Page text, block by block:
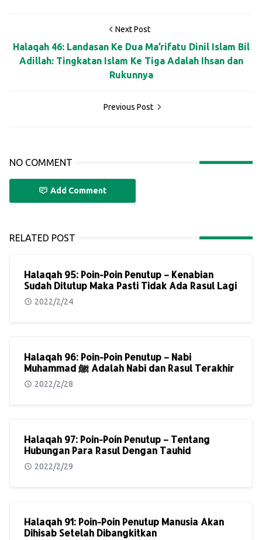
Next Post
Halaqah 46: Landasan Ke Dua Ma’rifatu Dinil Islam Bil
Adillah: Tingkatan Islam Ke Tiga Adalah Ihsan dan
Rukunnya
Previous Post
NO COMMENT
Add Comment
RELATED POST
Halaqah 95: Poin-Poin Penutup – Kenabian
Sudah Ditutup Maka Pasti Tidak Ada Rasul Lagi
2022/2/24
Halaqah 96: Poin-Poin Penutup – Nabi
Muhammad ﷺ Adalah Nabi dan Rasul Terakhir
2022/2/28
Halaqah 97: Poin-Poin Penutup – Tentang
Hubungan Para Rasul Dengan Tauhid
2022/2/29
Halaqah 91: Poin-Poin Penutup Manusia Akan
Dihisab Setelah Dibangkitkan